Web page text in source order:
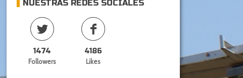
NUESTRAS REDES SOCIALES
1474
Followers
4186
Likes